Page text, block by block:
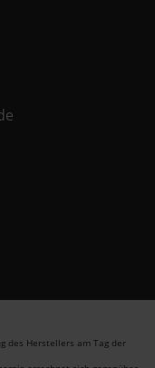
des Herstellers am Tag der